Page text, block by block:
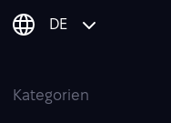
DE
Kategorien